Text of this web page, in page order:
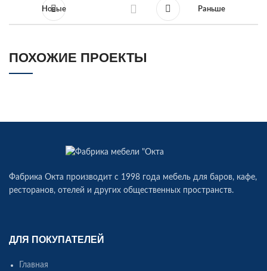
Новые Раньше
ПОХОЖИЕ ПРОЕКТЫ
Фабрика Окта производит c 1998 года мебель для баров, кафе,
ресторанов, отелей и других общественных пространств.
ДЛЯ ПОКУПАТЕЛЕЙ
Главная